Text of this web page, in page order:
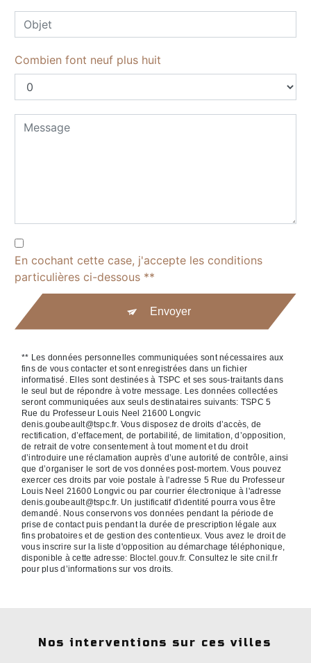
Combien font neuf plus huit
En cochant cette case, j'accepte les conditions
particulières ci-dessous **
Envoyer
** Les données personnelles communiquées sont nécessaires aux
fins de vous contacter et sont enregistrées dans un fichier
informatisé. Elles sont destinées à TSPC et ses sous-traitants dans
le seul but de répondre à votre message. Les données collectées
seront communiquées aux seuls destinataires suivants: TSPC 5
Rue du Professeur Louis Neel 21600 Longvic
denis.goubeault@tspc.fr. Vous disposez de droits d’accès, de
rectification, d’effacement, de portabilité, de limitation, d’opposition,
de retrait de votre consentement à tout moment et du droit
d’introduire une réclamation auprès d’une autorité de contrôle, ainsi
que d’organiser le sort de vos données post-mortem. Vous pouvez
exercer ces droits par voie postale à l'adresse 5 Rue du Professeur
Louis Neel 21600 Longvic ou par courrier électronique à l'adresse
denis.goubeault@tspc.fr. Un justificatif d'identité pourra vous être
demandé. Nous conservons vos données pendant la période de
prise de contact puis pendant la durée de prescription légale aux
fins probatoires et de gestion des contentieux. Vous avez le droit de
vous inscrire sur la liste d'opposition au démarchage téléphonique,
disponible à cette adresse: Bloctel.gouv.fr. Consultez le site cnil.fr
pour plus d’informations sur vos droits.
Nos interventions sur ces villes